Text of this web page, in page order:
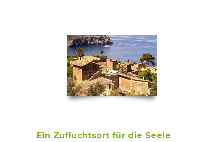
Ein Zufluchtsort für die Seele